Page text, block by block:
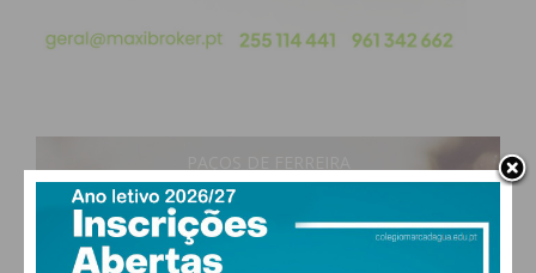
26°
clear sky
59% humidade